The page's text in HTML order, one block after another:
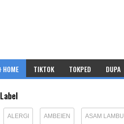
HOME TIKTOK TOKPED DUPA
Label
ALERGI AMBEIEN ASAM